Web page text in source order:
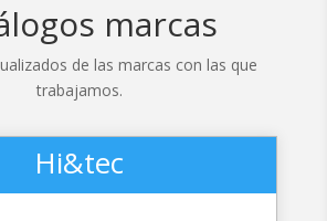
marcas
de las marcas con las que
trabajamos.
Hi&tec